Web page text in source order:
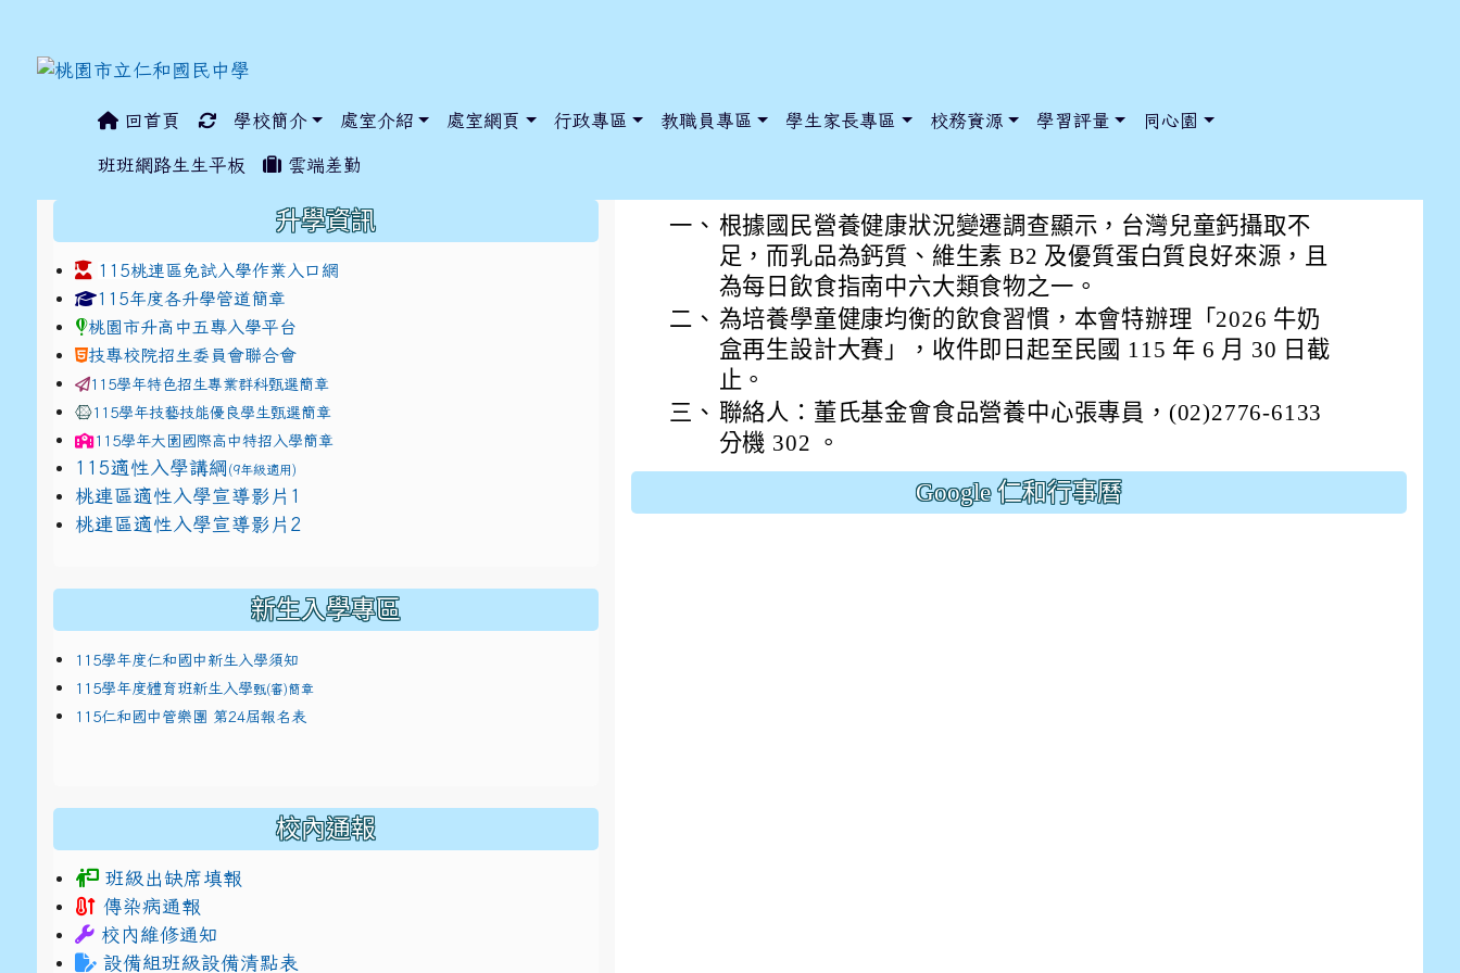
回首頁 學校簡介 處室介紹 處室網頁 行政專區 教職員專區 學生家長專區 校務資源 學習評量 同心園
班班網路生生平板 雲端差勤
「2026牛奶盒再生設計大賽」
一、 根據國民營養健康狀況變遷調查顯示，台灣兒童鈣攝取不
足，而乳品為鈣質、維生素 B2 及優質蛋白質良好來源，且
為每日飲食指南中六大類食物之一。
二、 為培養學童健康均衡的飲食習慣，本會特辦理「2026 牛奶
盒再生設計大賽」，收件即日起至民國 115 年 6 月 30 日截
止。
三、 聯絡人：董氏基金會食品營養中心張專員，(02)2776-6133
分機 302 。
Google 仁和行事曆
升學資訊
115桃連區免試入學作業入口網
link to https://www.jhjhs.tyc.edu.tw/modules/tadnews/index.php?nsn=5425
115年度各升學管道簡章link to http://tyc.entry.edu.tw/NoExamImitate_TL/NoExamImitateHome/Page/Public/ChooseSys?s=05 style=font-size: 1rem; background-
link to http://tyc.entry.edu.tw/NoExamImitate_TL/NoExamImitateHome/Page/Public/ChooseSys?s=05 style=font-size: 1rem; background-
桃園市升高中五專入學平台
技專校院招生委員會聯合會
115學年特色招生專業群科甄選簡章
115學年技藝技能優良學生甄選簡章
115學年大園國際高中特招入學簡章
115適性入學講綱 (9年級適用)
link to https://docs.google.com/presentation/d/1x3bih9gNpRNolaz0znBOn--g7OisECve/
桃連區適性入學宣導影片1
link to https://docs.google.com/presentation/d/1x3bih9gNpRNolaz0znBOn--g7OisECve/
桃連區適性入學宣導影片2
新生入學專區
115學年度仁和國中新生入學須知
115學年度體育班新生入學甄(審)簡章
115仁和國中管樂團 第24屆報名表
校內通報
班級出缺席填報
傳染病通報
校內維修通知
設備組班級設備清點表